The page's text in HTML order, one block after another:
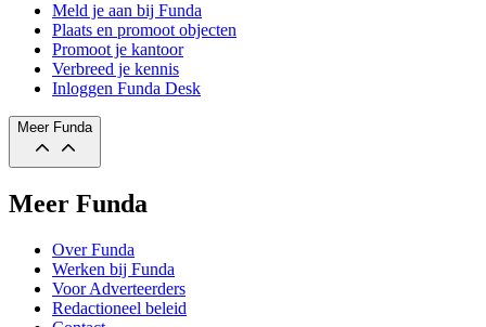
Meld je aan bij Funda
Plaats en promoot objecten
Promoot je kantoor
Verbreed je kennis
Inloggen Funda Desk
Meer Funda
Meer Funda
Over Funda
Werken bij Funda
Voor Adverteerders
Redactioneel beleid